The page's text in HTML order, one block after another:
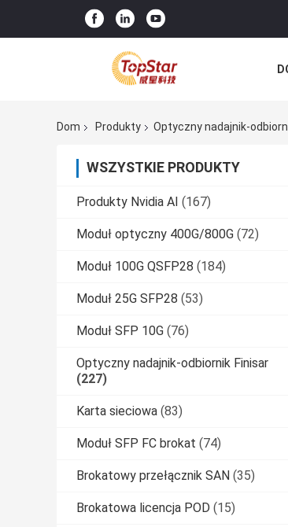
Dom Produkty Optyczny nadajnik-
WSZYSTKIE PRODUKTY
Produkty Nvidia AI (167)
Moduł optyczny 400G/800G (72)
Moduł 100G QSFP28 (184)
Moduł 25G SFP28 (53)
Moduł SFP 10G (76)
Optyczny nadajnik-odbiornik Finisar
(227)
Karta sieciowa (83)
Moduł SFP FC brokat (74)
Brokatowy przełącznik SAN (35)
Brokatowa licencja POD (15)